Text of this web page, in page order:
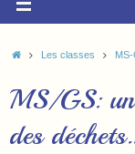
Les classes
MS/GS:
des